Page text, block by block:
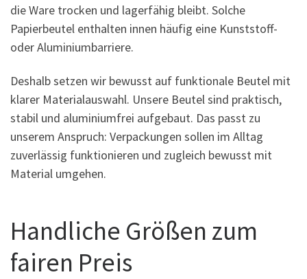
die Ware trocken und lagerfähig bleibt. Solche
Papierbeutel enthalten innen häufig eine Kunststoff-
oder Aluminiumbarriere.
Deshalb setzen wir bewusst auf funktionale Beutel mit
klarer Materialauswahl. Unsere Beutel sind praktisch,
stabil und aluminiumfrei aufgebaut. Das passt zu
unserem Anspruch: Verpackungen sollen im Alltag
zuverlässig funktionieren und zugleich bewusst mit
Material umgehen.
Handliche Größen zum
fairen Preis